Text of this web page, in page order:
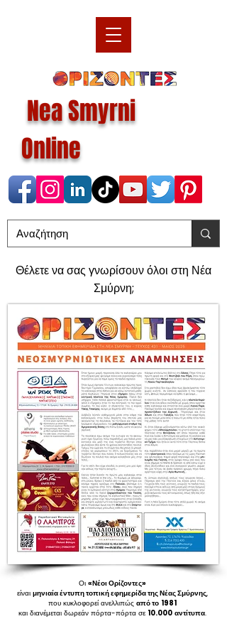
Nea Smyrni
Online
Θέλετε να σας γνωρίσουν όλοι στη Νέα
Σμύρνη;
Οι «Νέοι Ορίζοντες»
είναι μηνιαία έντυπη τοπική εφημερίδα της Νέας Σμύρνης,
που κυκλοφορεί ανελλιπώς από το 1981
και διανέμεται δωρεάν πόρτα-πόρτα σε 10.000 αντίτυπα.